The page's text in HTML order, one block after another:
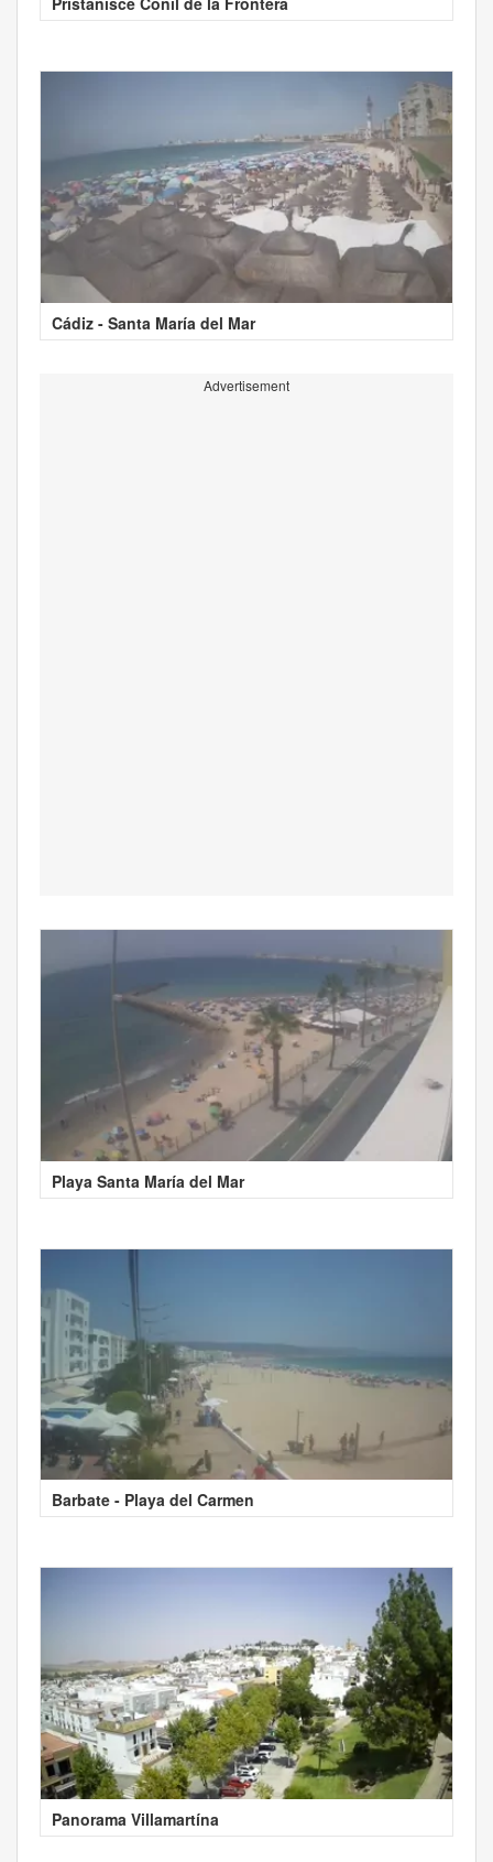
Cádiz - Santa María del Mar
Advertisement
Playa Santa María del Mar
Barbate - Playa del Carmen
Panorama Villamartína